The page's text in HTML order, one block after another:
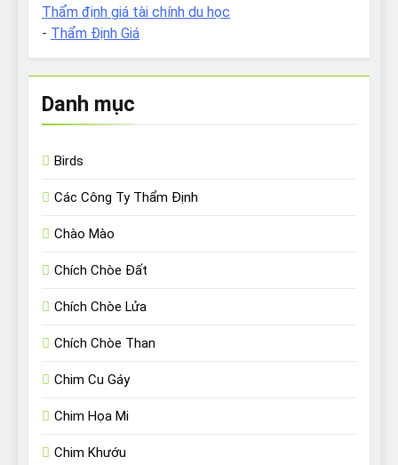
Thẩm định giá tài chính du học
- Thẩm Định Giá
Danh mục
Birds
Các Công Ty Thẩm Định
Chào Mào
Chích Chòe Đất
Chích Chòe Lửa
Chích Chòe Than
Chim Cu Gáy
Chim Họa Mi
Chim Khướu